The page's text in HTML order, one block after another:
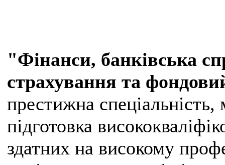
"Фінанси, банківська
страхування та
престижна спеціальність,
підготовка
здатних на високому